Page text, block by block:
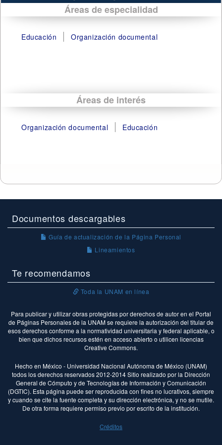
Áreas de especialidad
Educación Organización documental
Áreas de interés
Organización documental Educación
Documentos descargables
Guía de actualización de la Página Personal
Lineamientos
Te recomendamos
Toda la UNAM en línea
Para publicar y utilizar obras protegidas por derechos de autor en el Portal
de Páginas Personales de la UNAM se requiere la autorización del titular de
esos derechos conforme a la normatividad universitaria y federal aplicable, o
bien que dichos recursos estén en acceso abierto o utilicen licencias
Creative Commons.
Hecho en México - Universidad Nacional Autónoma de México (UNAM)
todos los derechos reservados 2012-2014 Sitio realizado por la Dirección
General de Cómputo y de Tecnologías de Información y Comunicación
(DGTIC). Esta página puede ser reproducida con fines no lucrativos, siempre
y cuando se cite la fuente completa y su dirección electrónica, y no se mutile.
De otra forma requiere permiso previo por escrito de la institución.
Créditos